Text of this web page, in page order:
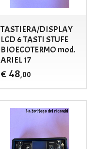
TASTIERA/DISPLAY
LCD 6 TASTI STUFE
BIOECOTERMO mod.
ARIEL 17
€ 48,00